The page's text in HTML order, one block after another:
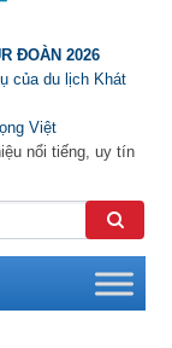
ĐOÀN 2026
của du lịch Khát
Việt
nổi tiếng, uy tín